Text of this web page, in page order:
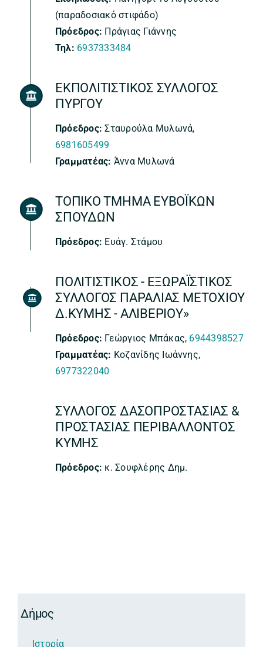
(παραδοσιακό στιφάδο)
Πρόεδρος: Πράγιας Γιάννης
Τηλ: 6937333484
ΕΚΠΟΛΙΤΙΣΤΙΚΟΣ ΣΥΛΛΟΓΟΣ
ΠΥΡΓΟΥ
Πρόεδρος: Σταυρούλα Μυλωνά,
6981605499
Γραμματέας: Άννα Μυλωνά
ΤΟΠΙΚΟ ΤΜΗΜΑ ΕΥΒΟΪΚΩΝ
ΣΠΟΥΔΩΝ
Πρόεδρος: Ευάγ. Στάμου
ΠΟΛΙΤΙΣΤΙΚΟΣ - ΕΞΩΡΑΪΣΤΙΚΟΣ
ΣΥΛΛΟΓΟΣ ΠΑΡΑΛΙΑΣ ΜΕΤΟΧΙΟΥ
Δ.ΚΥΜΗΣ - ΑΛΙΒΕΡΙΟΥ»
Πρόεδρος: Γεώργιος Μπάκας, 6944398527
Γραμματέας: Κοζανίδης Ιωάννης,
6977322040
ΣΥΛΛΟΓΟΣ ΔΑΣΟΠΡΟΣΤΑΣΙΑΣ &
ΠΡΟΣΤΑΣΙΑΣ ΠΕΡΙΒΑΛΛΟΝΤΟΣ
ΚΥΜΗΣ
Πρόεδρος: κ. Σουφλέρης Δημ.
Δήμος
Ιστορία